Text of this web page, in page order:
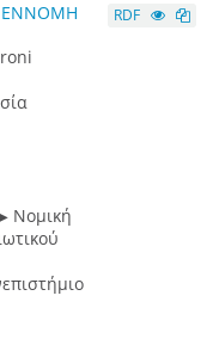
ΕΝΝΟΜΗ
Νομική
RDF